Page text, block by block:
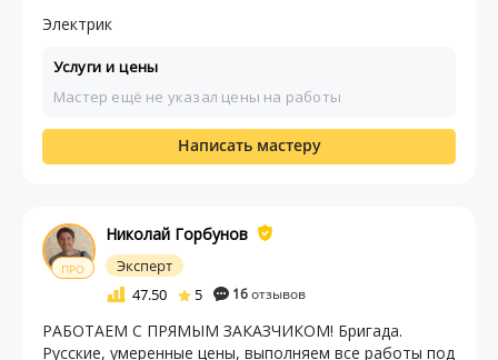
Электрик
Услуги и цены
Мастер ещё не указал цены на работы
Написать мастеру
ПРО
Николай Горбунов
Эксперт
47.50
5 16отзывов
РАБОТАЕМ С ПРЯМЫМ ЗАКАЗЧИКОМ! Бригада.
Русские, умеренные цены, выполняем все работы под